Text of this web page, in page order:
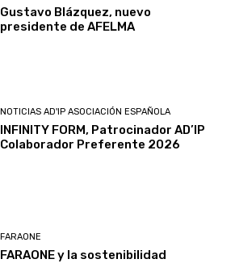
Gustavo Blázquez, nuevo
presidente de AFELMA
NOTICIAS AD'IP ASOCIACIÓN ESPAÑOLA
INFINITY FORM, Patrocinador AD’IP
Colaborador Preferente 2026
FARAONE
FARAONE y la sostenibilidad